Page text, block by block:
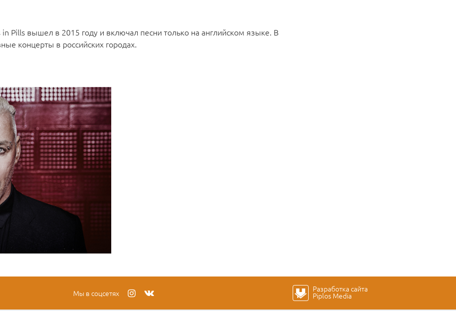
Pills вышел в 2015 году и включал песни только на английском языке. В
концерты в российских городах.
Мы в соцсетях Разработка сайта
Piplos Media